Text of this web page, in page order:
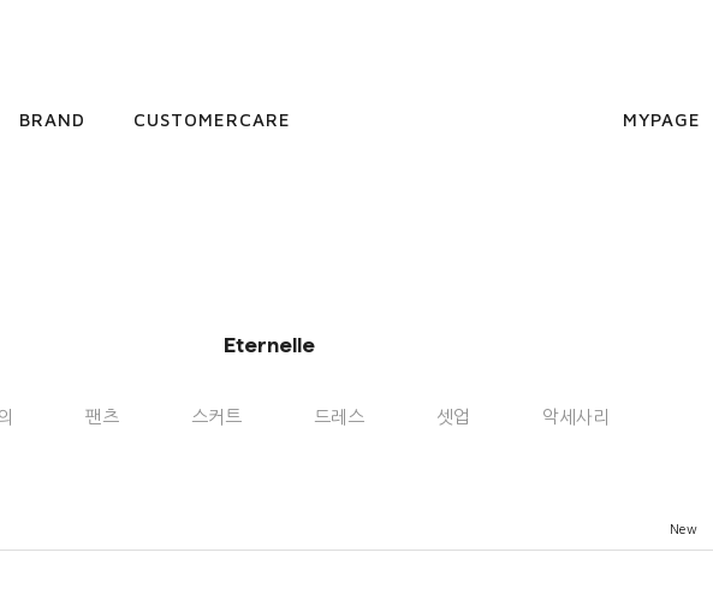
BRAND CUSTOMERCARE MYPAGE
Eternelle
팬츠 스커트 드레스 셋업 악세사리
New